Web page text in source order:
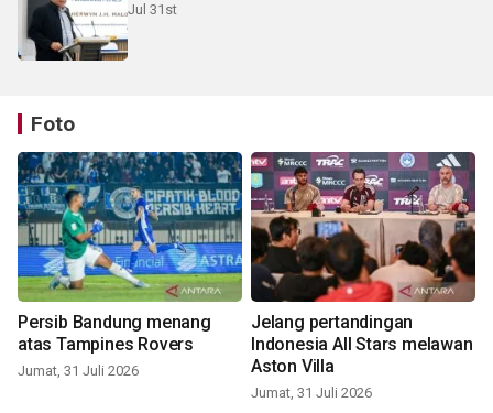
Jul 31st
Foto
Persib Bandung menang
atas Tampines Rovers
Jumat, 31 Juli 2026
Jelang pertandingan
Indonesia All Stars melawan
Aston Villa
Jumat, 31 Juli 2026